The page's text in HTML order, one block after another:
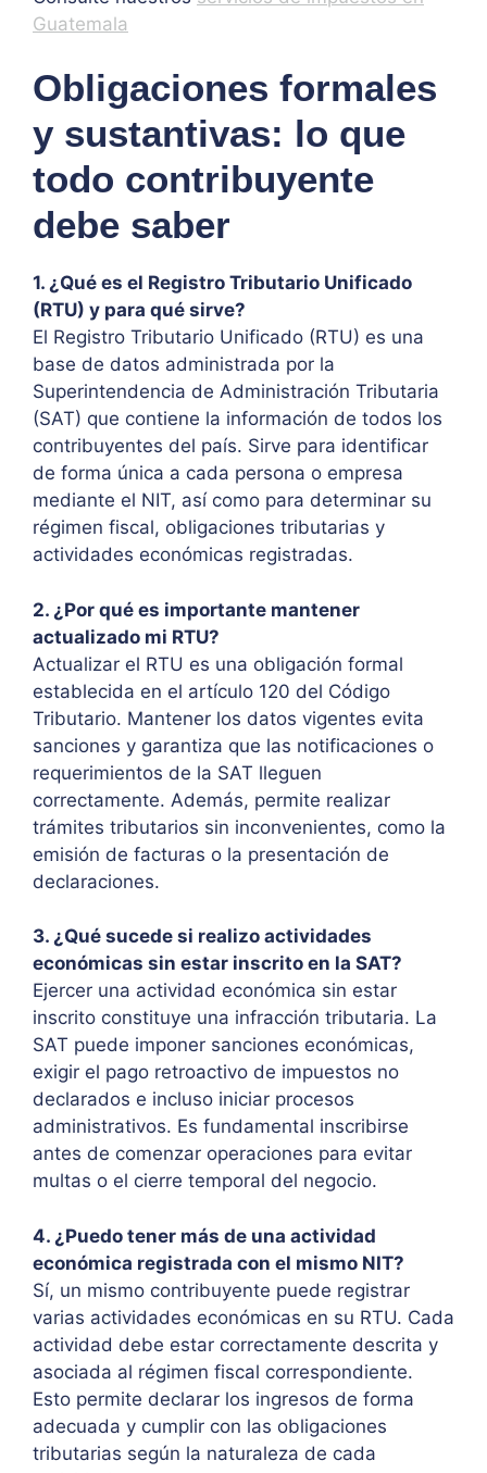
Guatemala
Obligaciones formales
y sustantivas: lo que
todo contribuyente
debe saber
1. ¿Qué es el Registro Tributario Unificado
(RTU) y para qué sirve?
El Registro Tributario Unificado (RTU) es una
base de datos administrada por la
Superintendencia de Administración Tributaria
(SAT) que contiene la información de todos los
contribuyentes del país. Sirve para identificar
de forma única a cada persona o empresa
mediante el NIT, así como para determinar su
régimen fiscal, obligaciones tributarias y
actividades económicas registradas.
2. ¿Por qué es importante mantener
actualizado mi RTU?
Actualizar el RTU es una obligación formal
establecida en el artículo 120 del Código
Tributario. Mantener los datos vigentes evita
sanciones y garantiza que las notificaciones o
requerimientos de la SAT lleguen
correctamente. Además, permite realizar
trámites tributarios sin inconvenientes, como la
emisión de facturas o la presentación de
declaraciones.
3. ¿Qué sucede si realizo actividades
económicas sin estar inscrito en la SAT?
Ejercer una actividad económica sin estar
inscrito constituye una infracción tributaria. La
SAT puede imponer sanciones económicas,
exigir el pago retroactivo de impuestos no
declarados e incluso iniciar procesos
administrativos. Es fundamental inscribirse
antes de comenzar operaciones para evitar
multas o el cierre temporal del negocio.
4. ¿Puedo tener más de una actividad
económica registrada con el mismo NIT?
Sí, un mismo contribuyente puede registrar
varias actividades económicas en su RTU. Cada
actividad debe estar correctamente descrita y
asociada al régimen fiscal correspondiente.
Esto permite declarar los ingresos de forma
adecuada y cumplir con las obligaciones
tributarias según la naturaleza de cada